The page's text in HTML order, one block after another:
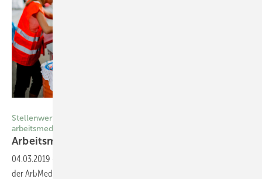
Stellenwert der medizinischen Untersuchung im Rahmen der
arbeitsmedizinischen Vorsorge
Arbeitsmedizinische
04.03.2019
der ArbMedVV kam es zu einer kritischen Auseinandersetzung zum